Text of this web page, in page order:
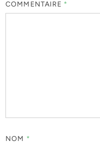
COMMENTAIRE *
NOM *